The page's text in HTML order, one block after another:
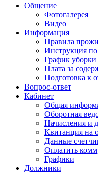
Общение
Фотогалерея
Видео
Информация
Правила
Инструкция
График уборки
Плата за
Подготовка к
Вопрос-ответ
Кабинет
Общая
Оборотная
Начисления и
Квитанция на
Данные
Оплатить
Графики
Должники